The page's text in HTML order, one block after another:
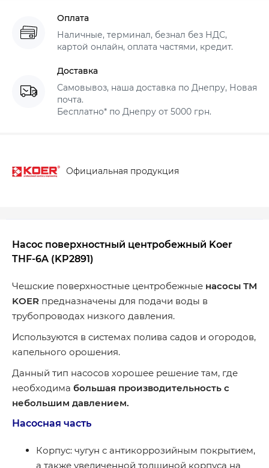
Оплата
Наличные, терминал, безнал без НДС,
картой онлайн, оплата частями, кредит.
Доставка
Самовывоз, наша доставка по Днепру, Новая
почта.
Бесплатно* по Днепру от 5000 грн.
Официальная продукция
Насос поверхностный центробежный Koer
THF-6A (KP2891)
Чешские поверхностные центробежные насосы ТМ
KOER предназначены для подачи воды в
трубопроводах низкого давления.
Используются в системах полива садов и огородов,
капельного орошения.
Данный тип насосов хорошее решение там, где
необходима большая производительность с
небольшим давлением.
Насосная часть
Корпус: чугун с антикоррозийным покрытием,
а также увеличенной толщиной корпуса на